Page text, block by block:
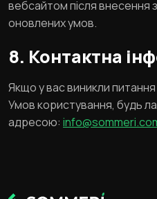
вебсайтом після внесення
оновлених умов.
8. Контактна
Якщо у вас виникли
Умов користування, будь
адресою: